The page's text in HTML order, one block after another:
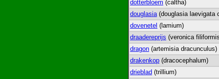
dotterbloem (caltha)
douglasia(douglasia laevigata
dovenetel (lamium)
draadereprijs (veronica
dragon (artemisia dracunculus)
drakenkop (dracocephalum)
drieblad (trillium)